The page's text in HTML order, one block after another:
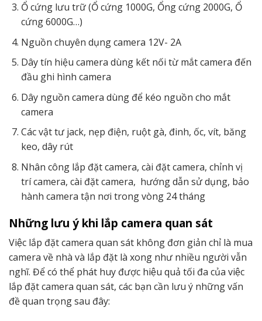
Ổ cứng lưu trữ (Ổ cứng 1000G, Ổng cứng 2000G, Ổ
cứng 6000G…)
Nguồn chuyên dụng camera 12V- 2A
Dây tín hiệu camera dùng kết nối từ mắt camera đến
đầu ghi hình camera
Dây nguồn camera dùng để kéo nguồn cho mắt
camera
Các vật tư jack, nẹp điện, ruột gà, đinh, ốc, vít, băng
keo, dây rút
Nhân công lắp đặt camera, cài đặt camera, chỉnh vị
trí camera, cài đặt camera, hướng dẫn sử dụng, bảo
hành camera tận nơi trong vòng 24 tháng
Những lưu ý khi lắp camera quan sát
Việc lắp đặt camera quan sát không đơn giản chỉ là mua
camera về nhà và lắp đặt là xong như nhiều người vẫn
nghĩ. Để có thể phát huy được hiệu quả tối đa của việc
lắp đặt camera quan sát, các bạn cần lưu ý những vấn
đề quan trọng sau đây: